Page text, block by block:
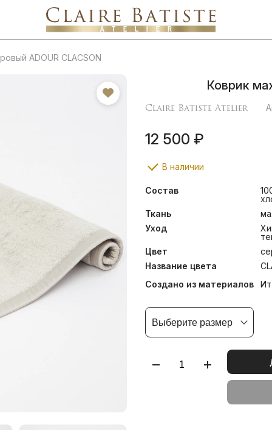
ADOUR CLACSON
Коврик
Claire Batiste Atelier
12 500 ₽
В наличии
Состав
Ткань
Уход
Цвет
Название цвета
Создано из материалов
Выберите размер